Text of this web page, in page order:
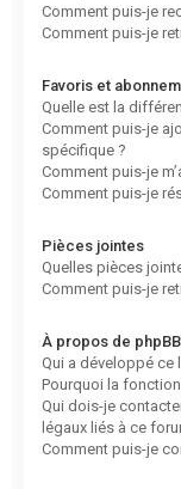
Comment puis-je
Comment puis-je
Favoris et
Quelle est la
Comment puis-je
spécifique ?
Comment puis-je
Comment puis-je
Pièces jointes
Quelles pièces
Comment puis-je
À propos de phpBB
Qui a développé
Pourquoi la
Qui dois-je
légaux liés à ce
Comment puis-je